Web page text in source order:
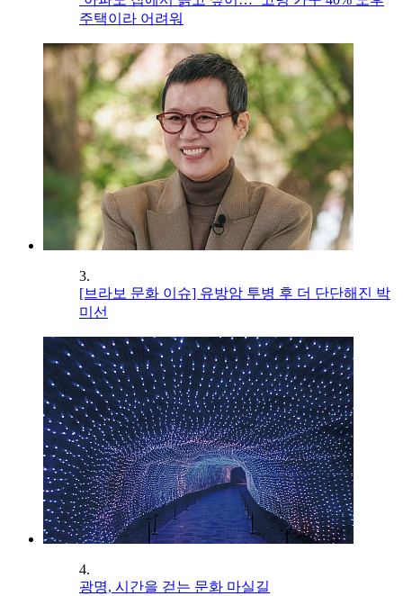
주택이라 어려워
3.
[브라보 문화 이슈] 유방암 투병 후 더 단단해진 박
미선
4.
광명, 시간을 걷는 문화 마실길